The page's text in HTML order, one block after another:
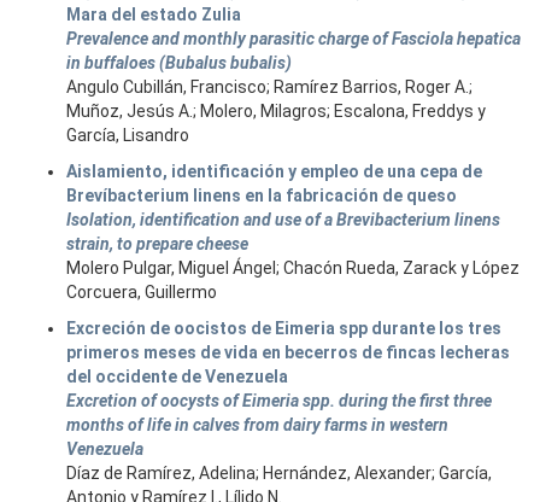
Mara del estado Zulia
Prevalence and monthly parasitic charge of Fasciola hepatica
in buffaloes (Bubalus bubalis)
Angulo Cubillán, Francisco; Ramírez Barrios, Roger A.;
Muñoz, Jesús A.; Molero, Milagros; Escalona, Freddys y
García, Lisandro
Aislamiento, identificación y empleo de una cepa de
Brevíbacterium linens en la fabricación de queso
Isolation, identification and use of a Brevibacterium linens
strain, to prepare cheese
Molero Pulgar, Miguel Ángel; Chacón Rueda, Zarack y López
Corcuera, Guillermo
Excreción de oocistos de Eimeria spp durante los tres
primeros meses de vida en becerros de fincas lecheras
del occidente de Venezuela
Excretion of oocysts of Eimeria spp. during the first three
months of life in calves from dairy farms in western
Venezuela
Díaz de Ramírez, Adelina; Hernández, Alexander; García,
Antonio y Ramírez I., Lílido N.